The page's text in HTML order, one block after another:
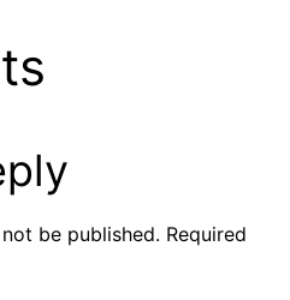
be published. Required